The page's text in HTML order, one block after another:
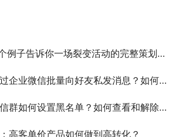
告诉你一场裂变活动的完整策划过程（4401字干货）
微信批量向好友私发消息？如何群发信息给好友？
如何设置黑名单？如何查看和解除黑名单？
高客单价产品如何做到高转化？